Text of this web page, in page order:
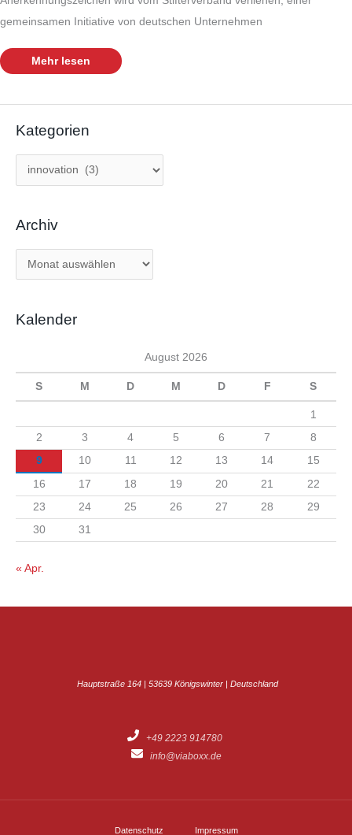
gemeinsamen Initiative von deutschen Unternehmen
Viaboxx
„Innovativ
Forschung“
Mehr lesen
Kategorien
a
e
g
i
Archiv
r
h
Kalender
August 2026
S M D M D F S
1
2
3 4 5 6 7
8
9
10 11 12 13 14
15
16
17 18 19 20 21
22
23
24 25 26 27 28
29
30
31
« Apr.
Hauptstraße 164 | 53639 Königswinter | Deutschland
+49 2223 914780
info@viaboxx.de
Datenschutz Impressum